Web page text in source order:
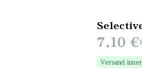
7,10 €
Versand